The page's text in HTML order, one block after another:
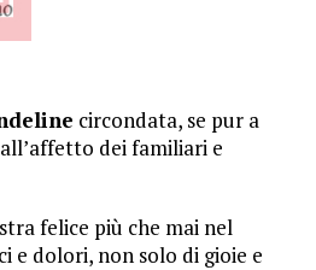
circondata, se pur a
dei familiari e
felice più che mai nel
e dolori, non solo di gioie e